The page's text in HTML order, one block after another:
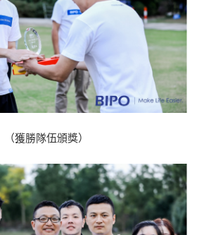
（獲勝隊伍頒獎）